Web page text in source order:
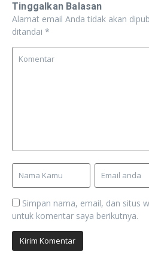
Tinggalkan Balasan
Alamat email Anda tidak akan
ditandai *
Simpan nama, email, dan situs
untuk komentar saya berikutnya.